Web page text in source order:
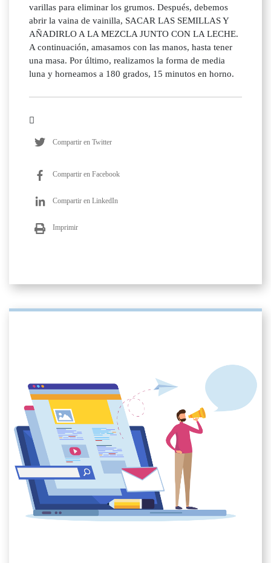
varillas para eliminar los grumos. Después, debemos
abrir la vaina de vainilla, SACAR LAS SEMILLAS Y
AÑADIRLO A LA MEZCLA JUNTO CON LA LECHE.
A continuación, amasamos con las manos, hasta tener
una masa. Por último, realizamos la forma de media
luna y horneamos a 180 grados, 15 minutos en horno.
Compartir en Twitter
Compartir en Facebook
Compartir en LinkedIn
Imprimir